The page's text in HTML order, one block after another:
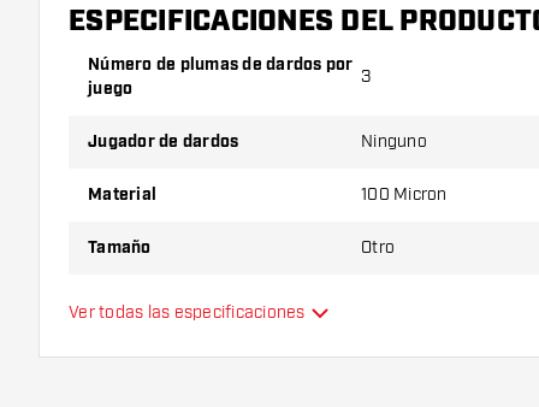
descubrir qué variante es mejor para ti.
ESPECIFICACIONES DEL
Número de plumas de dardos por
juego
3
Jugador de dardos Ninguno
Material 100 Micron
Tamaño Otro
Flexibilidad
Ver todas las especificaciones